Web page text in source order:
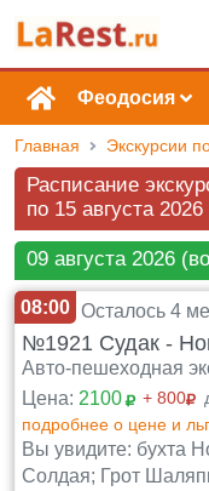
Феодосия
Главная Экскурсии
Расписание
по 15 августа 2026
09 августа 2026
08:00 Осталось 4
№1921 Судак -
Авто-пешеходная
Цена: 2100 + 800
подробнее о цене и
Вы увидите: бухта
Солдая; Грот